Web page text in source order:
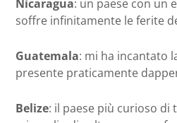
Nicaragua: un paese con un
soffre infinitamente le ferite
Guatemala: mi ha incantato
presente praticamente
Belize: il paese più curioso